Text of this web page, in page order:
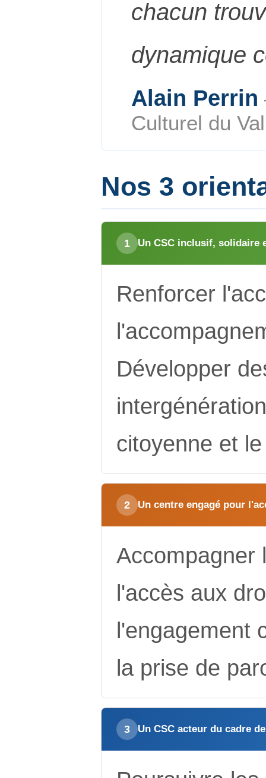
chacun
dynamique
Alain Perrin
Culturel du
Nos 3
1 Un CSC inclusif, solidaire
Renforcer
Développer
citoyenne et
2 Un centre engagé pour
Accompagner
l'accès aux
l'engagement
la prise de
3 Un CSC acteur du cadre